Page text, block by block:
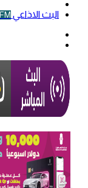
البث الاذاعي FM